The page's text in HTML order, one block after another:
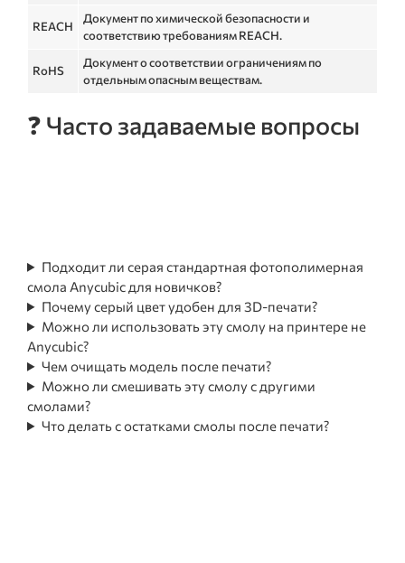
REACH
Документ по химической безопасности и
соответствию требованиям REACH.
RoHS
Документ о соответствии ограничениям по
отдельным опасным веществам.
❓ Часто задаваемые вопросы
Подходит ли серая стандартная фотополимерная
смола Anycubic для новичков?
Почему серый цвет удобен для 3D-печати?
Можно ли использовать эту смолу на принтере не
Anycubic?
Чем очищать модель после печати?
Можно ли смешивать эту смолу с другими
смолами?
Что делать с остатками смолы после печати?